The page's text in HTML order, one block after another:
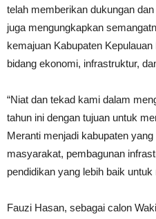
telah memberikan dukungan
juga mengungkapkan
kemajuan Kabupaten
bidang ekonomi, infrastruktur,
“Niat dan tekad kami dalam
tahun ini dengan tujuan untuk
Meranti menjadi kabupaten
masyarakat, pembagunan
pendidikan yang lebih baik
Fauzi Hasan, sebagai calon